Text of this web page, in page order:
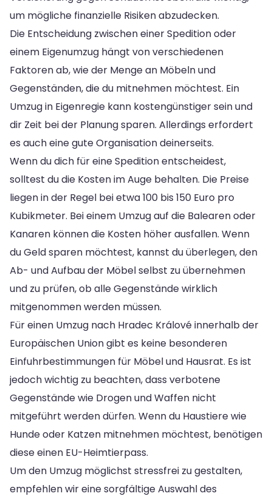
um mögliche finanzielle Risiken abzudecken.
Die Entscheidung zwischen einer Spedition oder
einem Eigenumzug hängt von verschiedenen
Faktoren ab, wie der Menge an Möbeln und
Gegenständen, die du mitnehmen möchtest. Ein
Umzug in Eigenregie kann kostengünstiger sein und
dir Zeit bei der Planung sparen. Allerdings erfordert
es auch eine gute Organisation deinerseits.
Wenn du dich für eine Spedition entscheidest,
solltest du die Kosten im Auge behalten. Die Preise
liegen in der Regel bei etwa 100 bis 150 Euro pro
Kubikmeter. Bei einem Umzug auf die Balearen oder
Kanaren können die Kosten höher ausfallen. Wenn
du Geld sparen möchtest, kannst du überlegen, den
Ab- und Aufbau der Möbel selbst zu übernehmen
und zu prüfen, ob alle Gegenstände wirklich
mitgenommen werden müssen.
Für einen Umzug nach Hradec Králové innerhalb der
Europäischen Union gibt es keine besonderen
Einfuhrbestimmungen für Möbel und Hausrat. Es ist
jedoch wichtig zu beachten, dass verbotene
Gegenstände wie Drogen und Waffen nicht
mitgeführt werden dürfen. Wenn du Haustiere wie
Hunde oder Katzen mitnehmen möchtest, benötigen
diese einen EU-Heimtierpass.
Um den Umzug möglichst stressfrei zu gestalten,
empfehlen wir eine sorgfältige Auswahl des